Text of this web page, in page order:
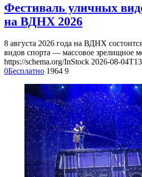
Фестиваль уличных
на ВДНХ 2026
8 августа 2026 года на ВДНХ
видов спорта — массовое зрелищное
https://schema.org/InStock 2026-08-
0Бесплатно 1964 9